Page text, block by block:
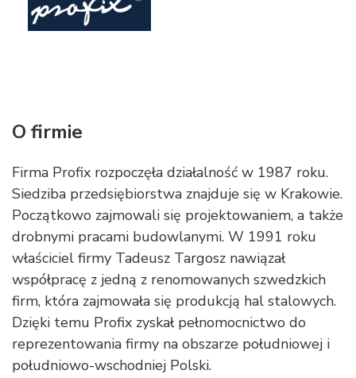
O firmie
Firma Profix rozpoczęła działalność w 1987 roku.
Siedziba przedsiębiorstwa znajduje się w Krakowie.
Początkowo zajmowali się projektowaniem, a także
drobnymi pracami budowlanymi. W 1991 roku
właściciel firmy Tadeusz Targosz nawiązał
współpracę z jedną z renomowanych szwedzkich
firm, która zajmowała się produkcją hal stalowych.
Dzięki temu Profix zyskał pełnomocnictwo do
reprezentowania firmy na obszarze południowej i
południowo-wschodniej Polski.